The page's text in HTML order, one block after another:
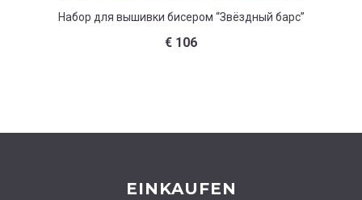
Набор для вышивки бисером “Звёздный барс”
€ 106
EINKAUFEN